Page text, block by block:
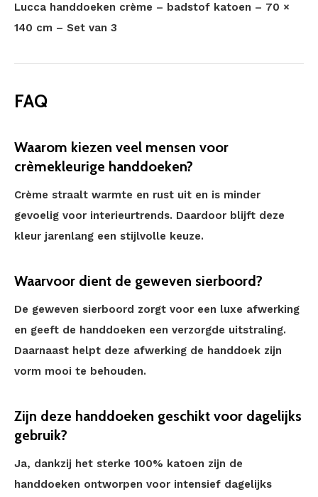
Lucca handdoeken crème – badstof katoen – 70 ×
140 cm – Set van 3
FAQ
Waarom kiezen veel mensen voor
crèmekleurige handdoeken?
Crème straalt warmte en rust uit en is minder
gevoelig voor interieurtrends. Daardoor blijft deze
kleur jarenlang een stijlvolle keuze.
Waarvoor dient de geweven sierboord?
De geweven sierboord zorgt voor een luxe afwerking
en geeft de handdoeken een verzorgde uitstraling.
Daarnaast helpt deze afwerking de handdoek zijn
vorm mooi te behouden.
Zijn deze handdoeken geschikt voor dagelijks
gebruik?
Ja, dankzij het sterke 100% katoen zijn de
handdoeken ontworpen voor intensief dagelijks